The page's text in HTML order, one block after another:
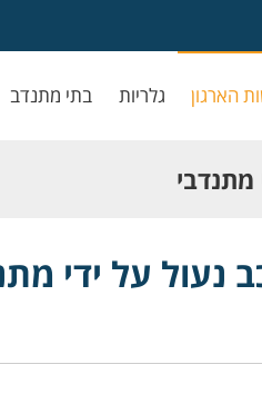
הארגון גלריות בתי מתנדב
על ידי